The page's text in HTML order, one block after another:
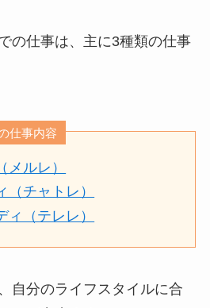
の仕事は、主に3種類の仕事
仕事内容
メルレ）
（チャトレ）
ィ（テレレ）
自分のライフスタイルに合